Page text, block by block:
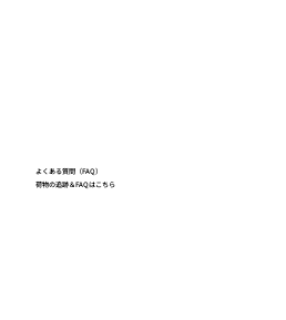
よくある質問（FAQ）
荷物の追跡＆FAQはこちら